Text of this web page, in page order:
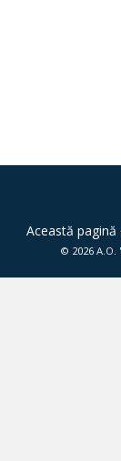
Această
© 2026 A.O.